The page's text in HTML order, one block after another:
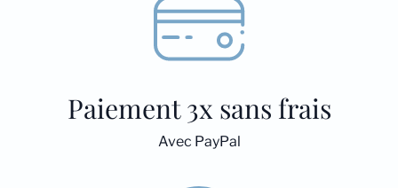
Paiement 3x sans frais
Avec PayPal